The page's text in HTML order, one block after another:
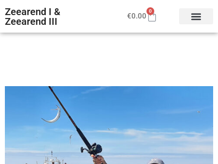
Zeearend I &
Zeearend III
€0.00
0